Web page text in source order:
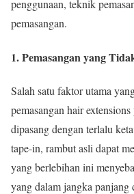
penggunaan, teknik
pemasangan.
1. Pemasangan yang
Salah satu faktor utama
pemasangan hair
dipasang dengan terlalu
tape-in, rambut asli dapat
yang berlebihan ini
yang dalam jangka panjang